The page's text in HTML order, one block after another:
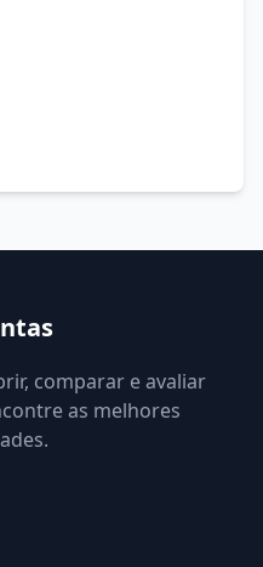
comparar e avaliar
as melhores